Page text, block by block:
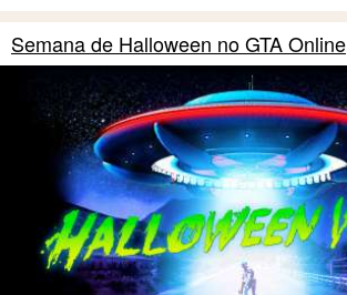
Semana de Halloween no GTA Online